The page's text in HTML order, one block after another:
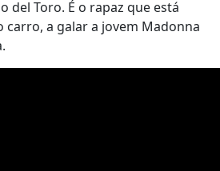
del Toro. É o rapaz que está
carro, a galar a jovem Madonna